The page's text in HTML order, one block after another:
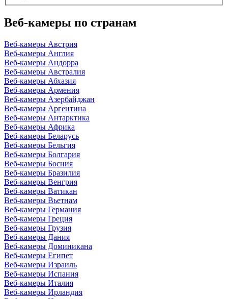
Веб-камеры по странам
Веб-камеры Австрия
Веб-камеры Англия
Веб-камеры Андорра
Веб-камеры Австралия
Веб-камеры Абхазия
Веб-камеры Армения
Веб-камеры Азербайджан
Веб-камеры Аргентина
Веб-камеры Антарктика
Веб-камеры Африка
Веб-камеры Беларусь
Веб-камеры Бельгия
Веб-камеры Болгария
Веб-камеры Босния
Веб-камеры Бразилия
Веб-камеры Венгрия
Веб-камеры Ватикан
Веб-камеры Вьетнам
Веб-камеры Германия
Веб-камеры Греция
Веб-камеры Грузия
Веб-камеры Дания
Веб-камеры Доминикана
Веб-камеры Египет
Веб-камеры Израиль
Веб-камеры Испания
Веб-камеры Италия
Веб-камеры Ирландия